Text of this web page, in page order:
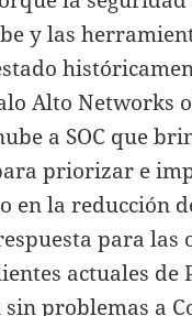
y las
Alto Networks
a SOC que
priorizar e
en la reducción
para las
actuales de
problemas a